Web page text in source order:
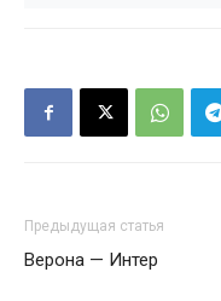
Предыдущая статья
Верона — Интер